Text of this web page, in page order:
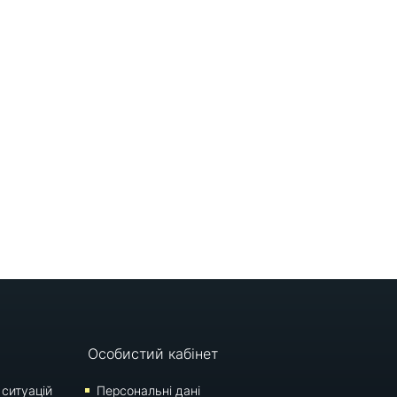
Особистий кабінет
Персональні дані